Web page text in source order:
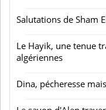
Salutations de Sham
Le Hayik, une tenue
algériennes
Dina, pécheresse